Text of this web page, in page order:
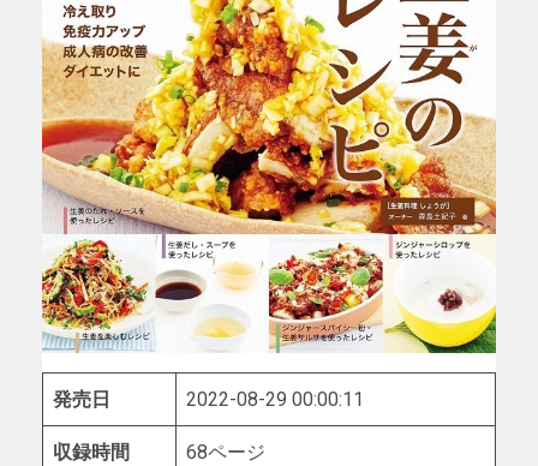
発売日 2022-08-29 00:00:11
収録時間 68ページ